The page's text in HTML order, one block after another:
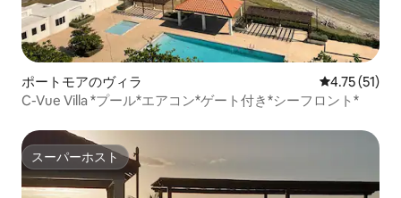
ポートモアのヴィラ レビュー51
4.75 (51)
C-Vue Villa *プール*エアコン*ゲート付き*シーフロント*
スーパーホスト
スーパーホスト